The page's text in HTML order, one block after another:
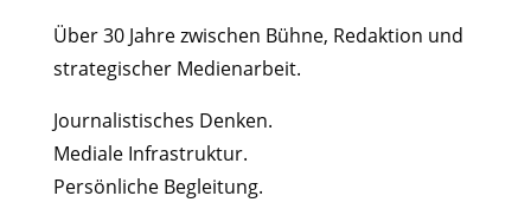
Über 30 Jahre zwischen Bühne, Redaktion und
strategischer Medienarbeit.
Journalistisches Denken.
Mediale Infrastruktur.
Persönliche Begleitung.